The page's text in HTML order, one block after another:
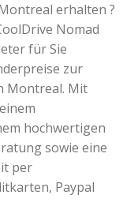
erhalten ?
Nomad
für Sie
zur
Montreal. Mit
hochwertigen
sowie eine
per
Paypal